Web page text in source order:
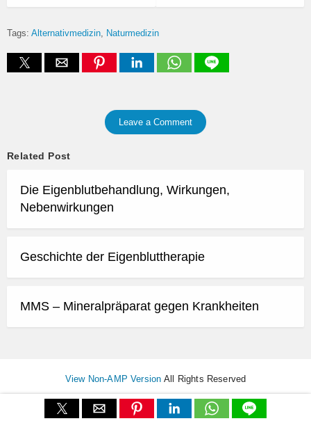
Tags: Alternativmedizin Naturmedizin
Leave a Comment
Related Post
Die Eigenblutbehandlung, Wirkungen,
Nebenwirkungen
Geschichte der Eigenbluttherapie
MMS – Mineralpräparat gegen Krankheiten
View Non-AMP Version All Rights Reserved